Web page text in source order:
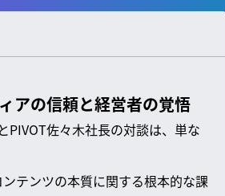
アの信頼と経営者の覚悟
PIVOT佐々木社長の対談は、単な
テンツの本質に関する根本的な課